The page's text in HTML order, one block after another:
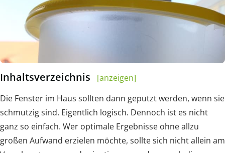
Inhaltsverzeichnis
[anzeigen]
Die Fenster im Haus sollten dann geputzt werden, wenn sie
schmutzig sind. Eigentlich logisch. Dennoch ist es nicht
ganz so einfach. Wer optimale Ergebnisse ohne allzu
großen Aufwand erzielen möchte, sollte sich nicht allein am